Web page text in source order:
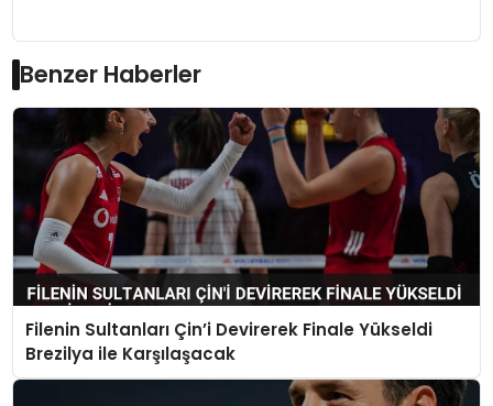
Benzer Haberler
Filenin Sultanları Çin’i Devirerek Finale Yükseldi
Brezilya ile Karşılaşacak